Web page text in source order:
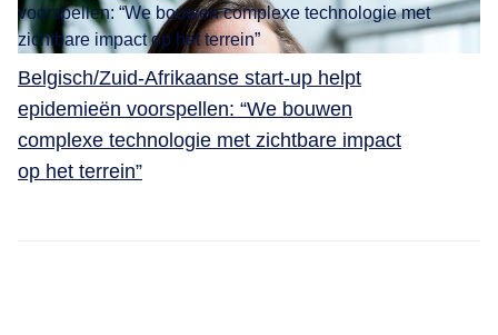
Belgisch/Zuid-Afrikaanse start-up helpt
epidemieën voorspellen: “We bouwen
complexe technologie met zichtbare impact
op het terrein”